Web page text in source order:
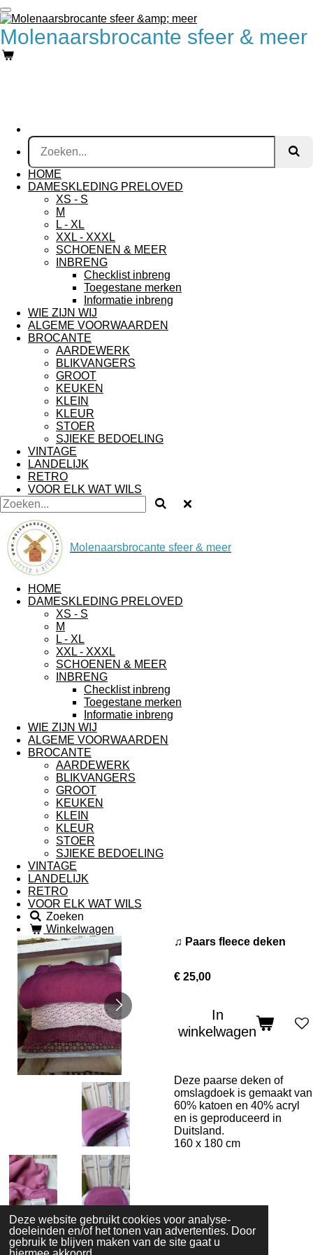
Deze website gebruikt cookies voor analyse-
doeleinden en/of het tonen van advertenties. Door
gebruik te blijven maken van de site gaat u
Ga
direct
naar
de
hoofdinhoud
Molenaarsbrocante sfeer & meer
HOME
DAMESKLEDING PRELOVED
XS - S
M
L - XL
XXL - XXXL
SCHOENEN & MEER
INBRENG
Checklist inbreng
Toegestane merken
Informatie inbreng
WIE ZIJN WIJ
ALGEME VOORWAARDEN
BROCANTE
AARDEWERK
BLIKVANGERS
GROOT
KEUKEN
KLEIN
KLEUR
STOER
SJIEKE BEDOELING
VINTAGE
LANDELIJK
RETRO
VOOR ELK WAT WILS
Molenaarsbrocante sfeer & meer
HOME
DAMESKLEDING PRELOVED
XS - S
M
L - XL
XXL - XXXL
SCHOENEN & MEER
INBRENG
Checklist inbreng
Toegestane merken
Informatie inbreng
WIE ZIJN WIJ
ALGEME VOORWAARDEN
BROCANTE
AARDEWERK
BLIKVANGERS
GROOT
KEUKEN
KLEIN
KLEUR
STOER
SJIEKE BEDOELING
VINTAGE
LANDELIJK
RETRO
VOOR ELK WAT WILS
Zoeken
Winkelwagen
♫ Paars fleece deken
€ 25,00
In
winkelwagen
Deze paarse deken of
omslagdoek is gemaakt van
60% katoen en 40% acryl
en is geproduceerd in
Duitsland.
160 x 180 cm